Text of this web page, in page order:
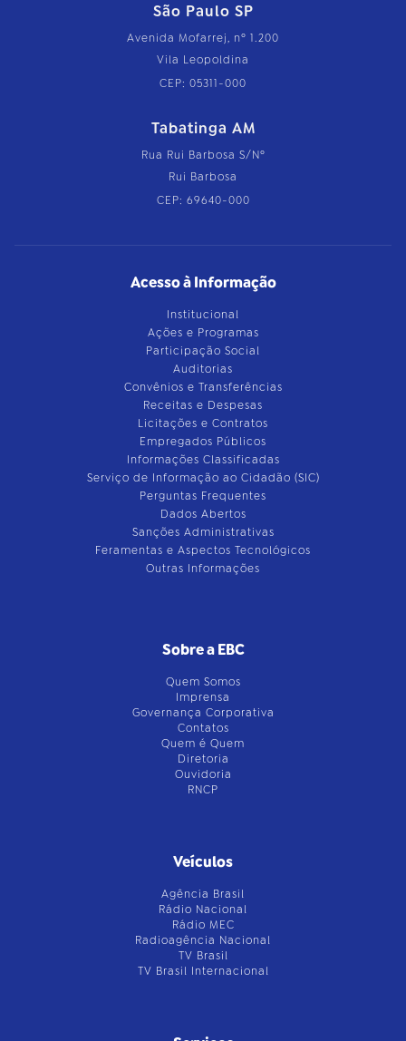
São Paulo SP
Avenida Mofarrej, nº 1.200
Vila Leopoldina
CEP: 05311-000
Tabatinga AM
Rua Rui Barbosa S/Nº
Rui Barbosa
CEP: 69640-000
Acesso à Informação
Institucional
Ações e Programas
Participação Social
Auditorias
Convênios e Transferências
Receitas e Despesas
Licitações e Contratos
Empregados Públicos
Informações Classificadas
Serviço de Informação ao Cidadão (SIC)
Perguntas Frequentes
Dados Abertos
Sanções Administrativas
Feramentas e Aspectos Tecnológicos
Outras Informações
Sobre a EBC
Quem Somos
Imprensa
Governança Corporativa
Contatos
Quem é Quem
Diretoria
Ouvidoria
RNCP
Veículos
Agência Brasil
Rádio Nacional
Rádio MEC
Radioagência Nacional
TV Brasil
TV Brasil Internacional